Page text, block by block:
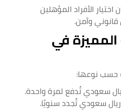
الأفراد المؤهلين
وآمن.
في
حسب نوعها: